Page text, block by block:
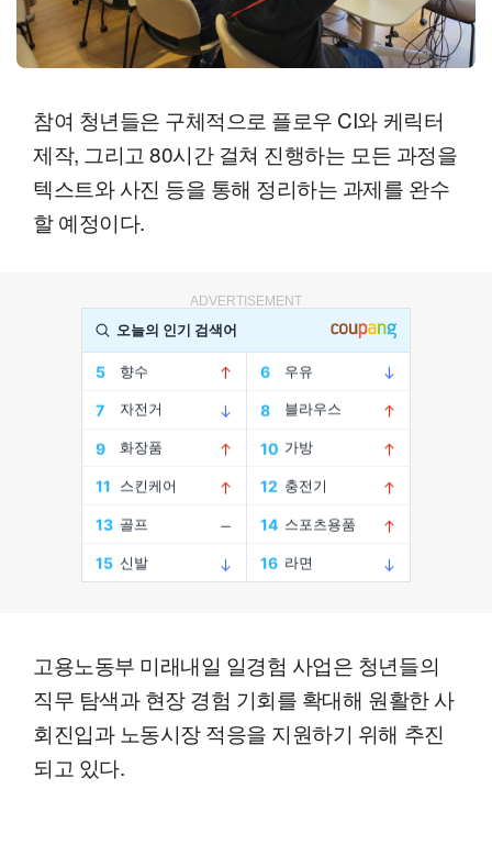
참여 청년들은 구체적으로 플로우 CI와 케릭터
제작, 그리고 80시간 걸쳐 진행하는 모든 과정을
텍스트와 사진 등을 통해 정리하는 과제를 완수
할 예정이다.
ADVERTISEMENT
고용노동부 미래내일 일경험 사업은 청년들의
직무 탐색과 현장 경험 기회를 확대해 원활한 사
회진입과 노동시장 적응을 지원하기 위해 추진
되고 있다.